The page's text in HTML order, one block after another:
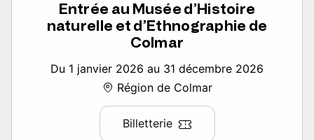
Entrée au Musée d’Histoire
naturelle et d’Ethnographie de
Colmar
Du 1 janvier 2026 au 31 décembre 2026
Région de Colmar
Billetterie